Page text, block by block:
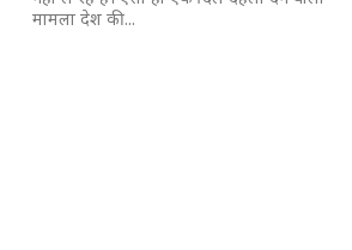
मामला देश की...